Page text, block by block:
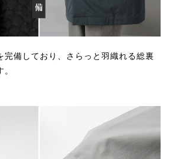
完備しており、さらっと羽織れる総裏